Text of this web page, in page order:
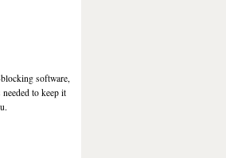
software,
to keep it